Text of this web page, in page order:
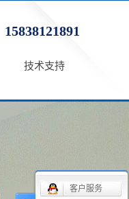
15838121891
技术支持
客户服务